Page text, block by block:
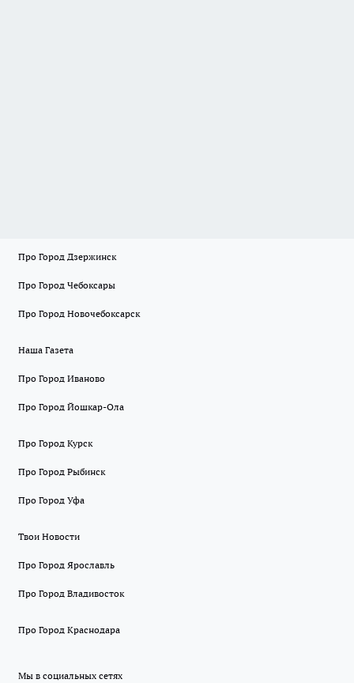
Про Город Дзержинск
Про Город Чебоксары
Про Город Новочебоксарск
Наша Газета
Про Город Иваново
Про Город Йошкар-Ола
Про Город Курск
Про Город Рыбинск
Про Город Уфа
Твои Новости
Про Город Ярославль
Про Город Владивосток
Про Город Краснодара
Мы в социальных сетях